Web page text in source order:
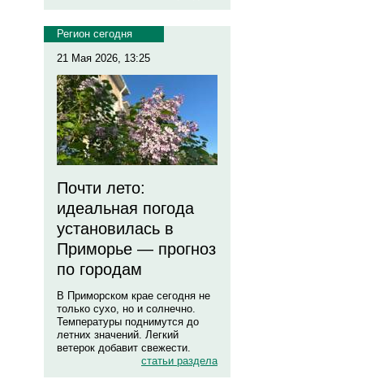
Регион сегодня
21 Мая 2026, 13:25
Почти лето:
идеальная погода
установилась в
Приморье — прогноз
по городам
В Приморском крае сегодня не
только сухо, но и солнечно.
Температуры поднимутся до
летних значений. Легкий
ветерок добавит свежести.
статьи раздела